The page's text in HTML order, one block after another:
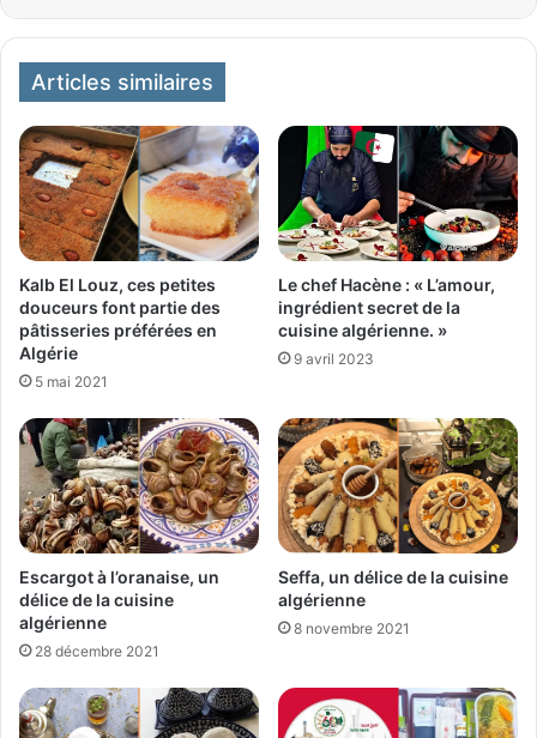
Articles similaires
Kalb El Louz, ces petites
douceurs font partie des
pâtisseries préférées en
Algérie
5 mai 2021
Le chef Hacène : « L’amour,
ingrédient secret de la
cuisine algérienne. »
9 avril 2023
Escargot à l’oranaise, un
délice de la cuisine
algérienne
28 décembre 2021
Seffa, un délice de la cuisine
algérienne
8 novembre 2021